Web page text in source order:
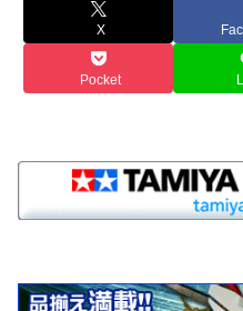
X
Pocket